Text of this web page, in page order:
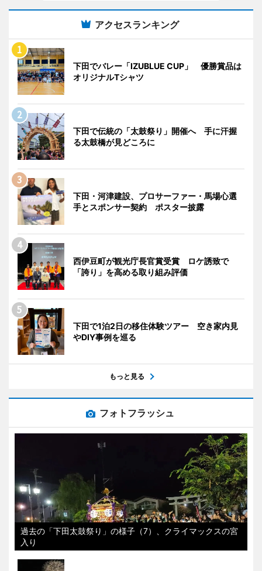
アクセスランキング
下田でバレー「IZUBLUE CUP」 優勝賞品は
オリジナルTシャツ
下田で伝統の「太鼓祭り」開催へ 手に汗握
る太鼓橋が見どころに
下田・河津建設、プロサーファー・馬場心選
手とスポンサー契約 ポスター披露
西伊豆町が観光庁長官賞受賞 ロケ誘致で
「誇り」を高める取り組み評価
下田で1泊2日の移住体験ツアー 空き家内見
やDIY事例を巡る
もっと見る
フォトフラッシュ
過去の「下田太鼓祭り」の様子（7）、クライマックスの宮
入り